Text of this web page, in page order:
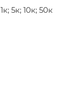
5к; 10к; 50к